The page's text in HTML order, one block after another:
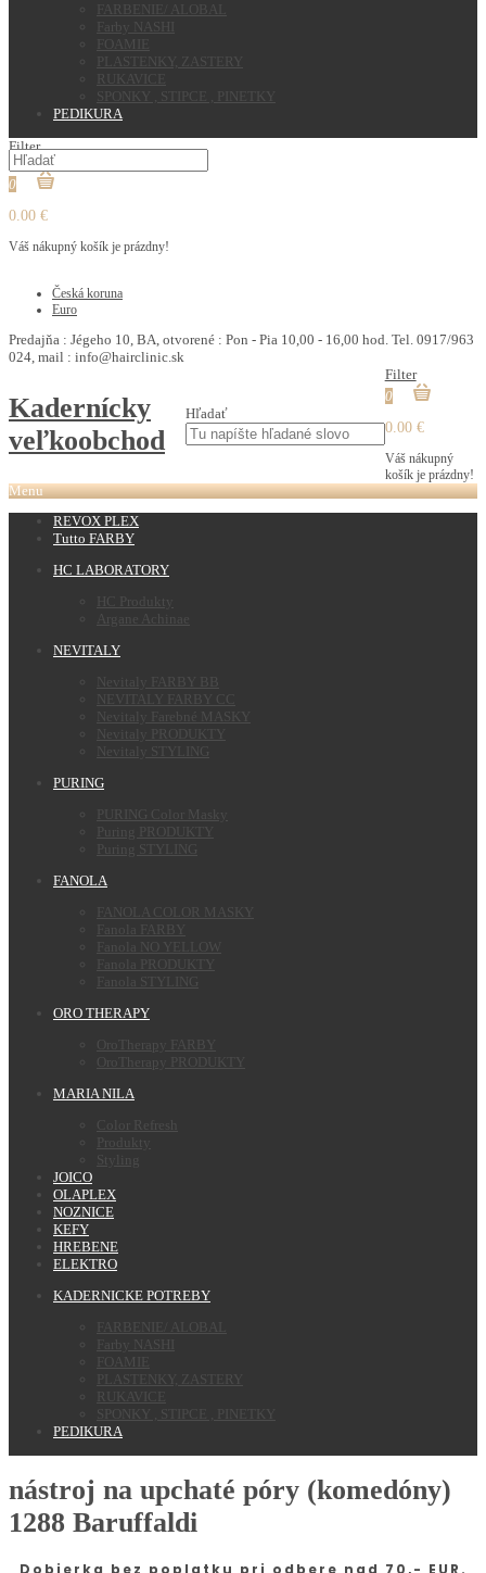
FARBENIE/ ALOBAL
Farby NASHI
FOAMIE
PLASTENKY, ZASTERY
RUKAVICE
SPONKY , STIPCE , PINETKY
PEDIKURA
Filter
0
0.00 €
Váš nákupný košík je prázdny!
Česká koruna
Euro
Predajňa : Jégeho 10, BA, otvorené : Pon - Pia 10,00 - 16,00 hod. Tel. 0917/963
024, mail : info@hairclinic.sk
Kadernícky
veľkoobchod
Hľadať
Filter
0
0.00 €
Váš nákupný
košík je prázdny!
Menu
REVOX PLEX
Tutto FARBY
HC LABORATORY
HC Produkty
Argane Achinae
NEVITALY
Nevitaly FARBY BB
NEVITALY FARBY CC
Nevitaly Farebné MASKY
Nevitaly PRODUKTY
Nevitaly STYLING
PURING
PURING Color Masky
Puring PRODUKTY
Puring STYLING
FANOLA
FANOLA COLOR MASKY
Fanola FARBY
Fanola NO YELLOW
Fanola PRODUKTY
Fanola STYLING
ORO THERAPY
OroTherapy FARBY
OroTherapy PRODUKTY
MARIA NILA
Color Refresh
Produkty
Styling
JOICO
OLAPLEX
NOZNICE
KEFY
HREBENE
ELEKTRO
KADERNICKE POTREBY
FARBENIE/ ALOBAL
Farby NASHI
FOAMIE
PLASTENKY, ZASTERY
RUKAVICE
SPONKY , STIPCE , PINETKY
PEDIKURA
nástroj na upchaté póry (komedóny)
1288 Baruffaldi